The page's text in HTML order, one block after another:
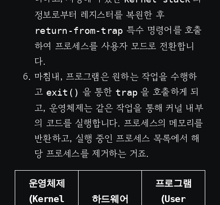
정보로부터 레지스터를 복원한 후
return-from-trap 특수 명령어를 호출
하여 프로세스를 사용자 모드로 전환합니
다.
마침내, 프로그램은 원하는 작업을 수행하
고 exit() 을 통한 trap 을 호출하게 되
고, 운영체제는 같은 작업을 통해 커널 내부
의 코드를 실행합니다. 프로세스의 메모리를
반환하고, 실행 중인 프로세스 목록에서 해
당 프로세스를 제거하는 거죠.
운영체제
(Kernel
하드웨어
프로그램
(User